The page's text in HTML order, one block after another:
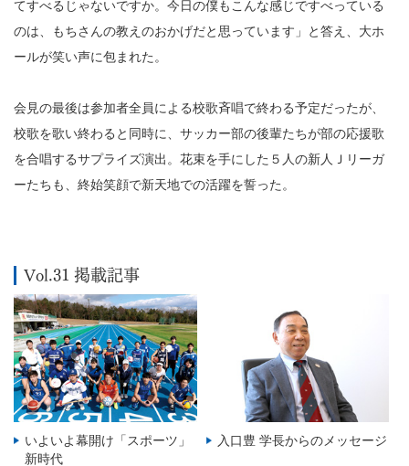
てすべるじゃないですか。今日の僕もこんな感じですべっている
のは、もちさんの教えのおかげだと思っています」と答え、大ホ
ールが笑い声に包まれた。
会見の最後は参加者全員による校歌斉唱で終わる予定だったが、
校歌を歌い終わると同時に、サッカー部の後輩たちが部の応援歌
を合唱するサプライズ演出。花束を手にした５人の新人Ｊリーガ
ーたちも、終始笑顔で新天地での活躍を誓った。
Vol.31 掲載記事
いよいよ幕開け「スポーツ」
新時代
入口豊 学長からのメッセージ